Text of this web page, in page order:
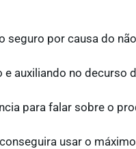
por causa do
auxiliando no decurso
para falar sobre o
usar o